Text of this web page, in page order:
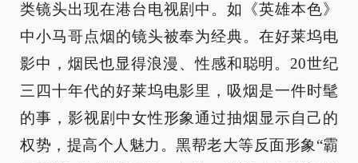
类镜头出现在港台电视剧中。如《英雄本色》
中小马哥点烟的镜头被奉为经典。在好莱坞电
影中，烟民也显得浪漫、性感和聪明。20世纪
三四十年代的好莱坞电影里，吸烟是一件时髦
的事，影视剧中女性形象通过抽烟显示自己的
权势，提高个人魅力。黑帮老大等反面形象“霸